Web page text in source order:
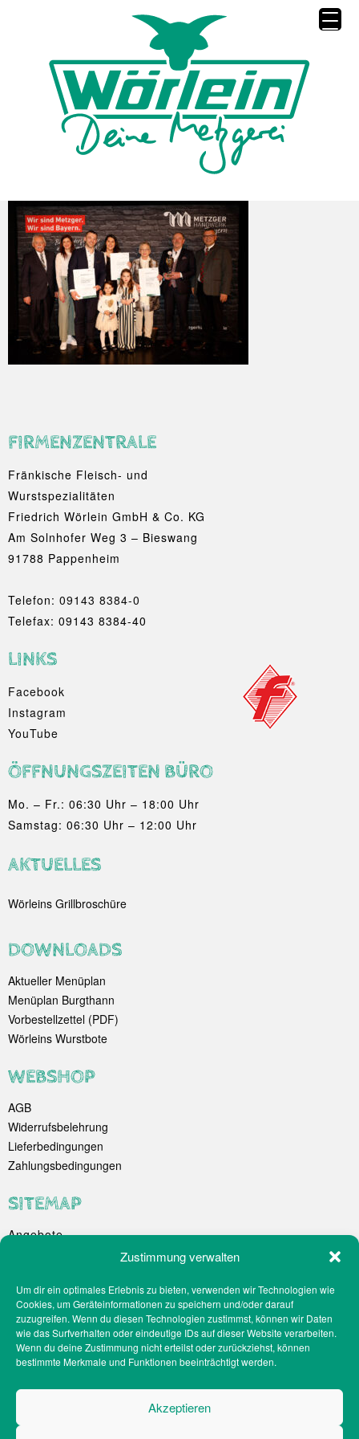
Zustimmung verwalten
Um dir ein optimales Erlebnis zu bieten, verwenden wir Technologien wie
Cookies, um Geräteinformationen zu speichern und/oder darauf
zuzugreifen. Wenn du diesen Technologien zustimmst, können wir Daten
wie das Surfverhalten oder eindeutige IDs auf dieser Website verarbeiten.
Wenn du deine Zustimmung nicht erteilst oder zurückziehst, können
bestimmte Merkmale und Funktionen beeinträchtigt werden.
Akzeptieren
FIRMENZENTRALE
Fränkische Fleisch- und
Wurstspezialitäten
Friedrich Wörlein GmbH & Co. KG
Am Solnhofer Weg 3 – Bieswang
91788 Pappenheim
Telefon: 09143 8384-0
Telefax: 09143 8384-40
LINKS
Facebook
Instagram
YouTube
ÖFFNUNGSZEITEN BÜRO
Mo. – Fr.: 06:30 Uhr – 18:00 Uhr
Samstag: 06:30 Uhr – 12:00 Uhr
AKTUELLES
Wörleins Grillbroschüre
DOWNLOADS
Aktueller Menüplan
Menüplan Burgthann
Vorbestellzettel (PDF)
Wörleins Wurstbote
WEBSHOP
AGB
Widerrufsbelehrung
Lieferbedingungen
Zahlungsbedingungen
SITEMAP
Angebote
Catering
Webshop
Filialen
Kontakt
Teilnahmebedingungen Gewinnspiel
Impressum
Social-Media-Datenschutz